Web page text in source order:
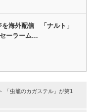
を海外配信 「ナルト」
セーラーム…
「虫籠のカガステル」が第1